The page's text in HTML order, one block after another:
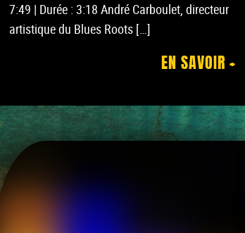
7:49 | Durée : 3:18 André Carboulet, directeur
artistique du Blues Roots […]
EN SAVOIR +